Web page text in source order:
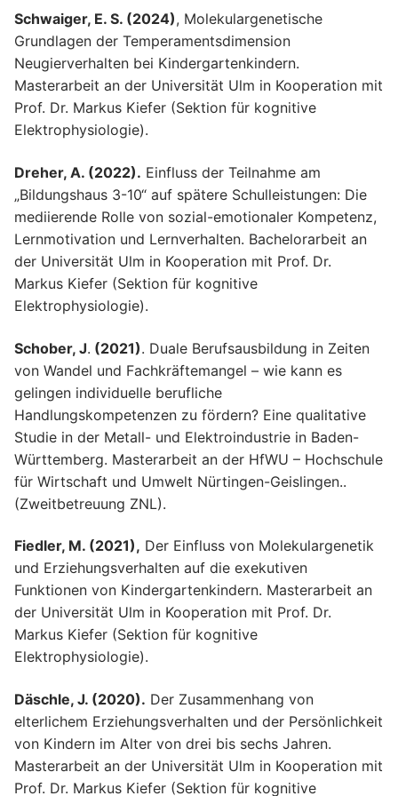
Schwaiger, E. S. (2024), Molekulargenetische
Grundlagen der Temperamentsdimension
Neugierverhalten bei Kindergartenkindern.
Masterarbeit an der Universität Ulm in Kooperation mit
Prof. Dr. Markus Kiefer (Sektion für kognitive
Elektrophysiologie).
Dreher, A. (2022). Einfluss der Teilnahme am
„Bildungshaus 3-10“ auf spätere Schulleistungen: Die
mediierende Rolle von sozial-emotionaler Kompetenz,
Lernmotivation und Lernverhalten. Bachelorarbeit an
der Universität Ulm in Kooperation mit Prof. Dr.
Markus Kiefer (Sektion für kognitive
Elektrophysiologie).
Schober, J. (2021). Duale Berufsausbildung in Zeiten
von Wandel und Fachkräftemangel – wie kann es
gelingen individuelle berufliche
Handlungskompetenzen zu fördern? Eine qualitative
Studie in der Metall- und Elektroindustrie in Baden-
Württemberg. Masterarbeit an der HfWU – Hochschule
für Wirtschaft und Umwelt Nürtingen-Geislingen..
(Zweitbetreuung ZNL).
Fiedler, M. (2021), Der Einfluss von Molekulargenetik
und Erziehungsverhalten auf die exekutiven
Funktionen von Kindergartenkindern. Masterarbeit an
der Universität Ulm in Kooperation mit Prof. Dr.
Markus Kiefer (Sektion für kognitive
Elektrophysiologie).
Däschle, J. (2020). Der Zusammenhang von
elterlichem Erziehungsverhalten und der Persönlichkeit
von Kindern im Alter von drei bis sechs Jahren.
Masterarbeit an der Universität Ulm in Kooperation mit
Prof. Dr. Markus Kiefer (Sektion für kognitive